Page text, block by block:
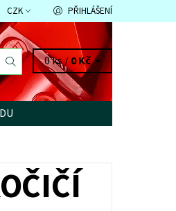
CZK PŘIHLÁŠENÍ
0 ks /0 Kč